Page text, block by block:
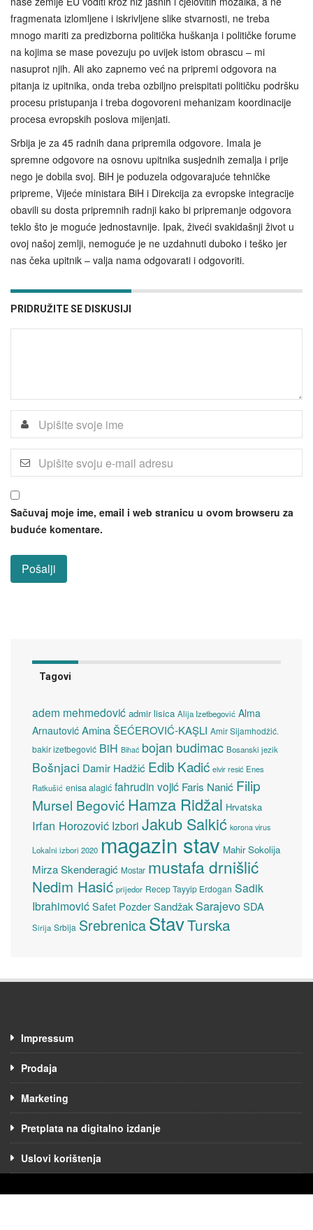
fragmenata izlomljene i iskrivljene slike stvarnosti, ne treba
mnogo mariti za predizborna politička huškanja i političke forume
na kojima se mase povezuju po uvijek istom obrascu – mi
nasuprot njih. Ali ako zapnemo već na pripremi odgovora na
pitanja iz upitnika, onda treba ozbiljno preispitati političku podršku
procesu pristupanja i treba dogovoreni mehanizam koordinacije
procesa evropskih poslova mijenjati.
Srbija je za 45 radnih dana pripremila odgovore. Imala je
spremne odgovore na osnovu upitnika susjednih zemalja i prije
nego je dobila svoj. BiH je poduzela odgovarajuće tehničke
pripreme, Vijeće ministara BiH i Direkcija za evropske integracije
obavili su dosta pripremnih radnji kako bi pripremanje odgovora
teklo što je moguće jednostavnije. Ipak, živeći svakidašnji život u
ovoj našoj zemlji, nemoguće je ne uzdahnuti duboko i teško jer
nas čeka upitnik – valja nama odgovarati i odgovoriti.
PRIDRUŽITE SE DISKUSIJI
Sačuvaj moje ime, email i web stranicu u ovom browseru za
buduće komentare.
Tagovi
adem mehmedović admir lisica Alija Izetbegović Alma
Arnautović Amina ŠEĆEROVIĆ-KAŞLI Amir Sijamhodžić.
bakir izetbegović BiH Bihać bojan budimac Bosanski jezik
Bošnjaci Damir Hadžić Edib Kadić elvir resić Enes
Ratkušić enisa alagić fahrudin vojić Faris Nanić Filip
Mursel Begović Hamza Ridžal Hrvatska
Irfan Horozović Izbori Jakub Salkić korona virus
Lokalni izbori 2020 magazin stav Mahir Sokolija
Mirza Skenderagić Mostar mustafa drnišlić
Nedim Hasić prijedor Recep Tayyip Erdogan Sadik
Ibrahimović Safet Pozder SandžakSarajevoSDA
Sirija Srbija SrebrenicaStavTurska
Impressum
Prodaja
Marketing
Pretplata na digitalno izdanje
Uslovi korištenja